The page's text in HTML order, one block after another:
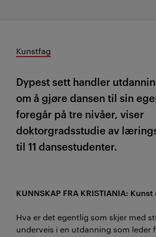
Kunstfag
Dypest sett handler
om å gjøre dansen til sin
foregår på tre nivåer, viser
doktorgradsstudie av
til 11 dansestudenter.
KUNNSKAP FRA KRISTIANIA:
Hva er det egentlig som skjer med
underveis i en utdanning som leder